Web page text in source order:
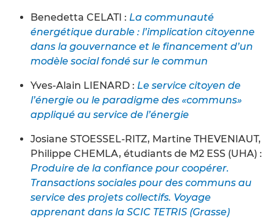
Benedetta CELATI : La communauté
énergétique durable : l’implication citoyenne
dans la gouvernance et le financement d’un
modèle social fondé sur le commun
Yves-Alain LIENARD : Le service citoyen de
l’énergie ou le paradigme des «communs»
appliqué au service de l’énergie
Josiane STOESSEL-RITZ, Martine THEVENIAUT,
Philippe CHEMLA, étudiants de M2 ESS (UHA) :
Produire de la confiance pour coopérer.
Transactions sociales pour des communs au
service des projets collectifs. Voyage
apprenant dans la SCIC TETRIS (Grasse)